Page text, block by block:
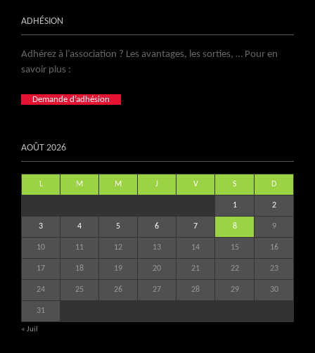
ADHÉSION
Adhérez à l’association ? Les avantages, les sorties, … Pour en
savoir plus :
Demande d’adhésion
AOÛT 2026
L M M J V S D
1 2
3 4 5 6 7 8 9
10 11 12 13 14 15 16
17 18 19 20 21 22 23
24 25 26 27 28 29 30
31
« Juil